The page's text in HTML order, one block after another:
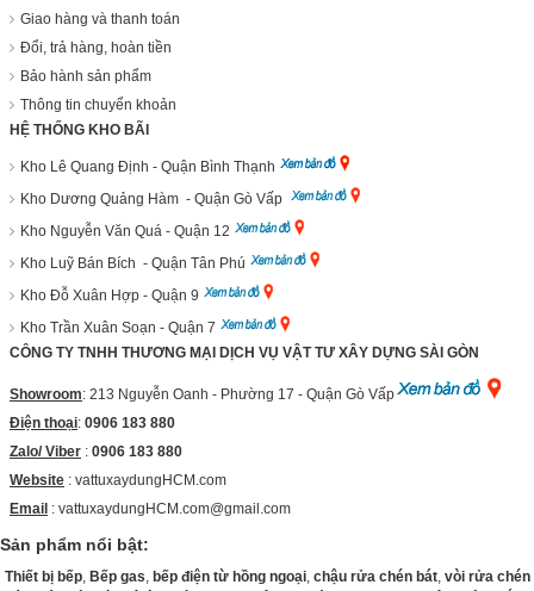
Giao hàng và thanh toán
Đổi, trả hàng, hoàn tiền
Bảo hành sản phẩm
Thông tin chuyển khoản
HỆ THỐNG KHO BÃI
Kho Lê Quang Định - Quận Bình Thạnh
Kho Dương Quảng Hàm - Quận Gò Vấp
Kho Nguyễn Văn Quá - Quận 12
Kho Luỹ Bán Bích - Quận Tân Phú
Kho Đỗ Xuân Hợp - Quận 9
Kho Trần Xuân Soạn - Quận 7
CÔNG TY TNHH THƯƠNG MẠI DỊCH VỤ VẬT TƯ XÂY DỰNG SÀI GÒN
Showroom: 213 Nguyễn Oanh - Phường 17 - Quận Gò Vấp
Điện thoại: 0906 183 880
Zalo/ Viber : 0906 183 880
Website : vattuxaydungHCM.com
Email : vattuxaydungHCM.com@gmail.com
Sản phẩm nổi bật:
Thiết bị bếp, Bếp gas, bếp điện từ hồng ngoại, chậu rửa chén bát, vòi rửa chén